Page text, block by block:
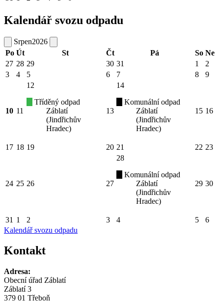
Kalendář svozu odpadu
Srpen2026
Po Út St Čt Pá So Ne
27 28 29 30 31 1
2
3
4 5 6 7 8 9
10 11
12
Tříděný odpad
Záblatí
(Jindřichův
Hradec)
13
14
Komunální odpad
Záblatí
(Jindřichův
Hradec)
15 16
17 18 19 20 21 22 23
24 25 26 27
28
Komunální odpad
Záblatí
(Jindřichův
Hradec)
29 30
31 1 2 3 4 5
6
Kalendář svozu odpadu
Kontakt
Adresa:
Obecní úřad Záblatí
Záblatí 3
379 01 Třeboň